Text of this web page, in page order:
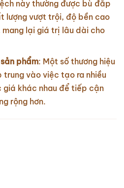
này thường được bù đắp
lượng vượt trội, độ bền cao
mang lại giá trị lâu dài cho
phẩm: Một số thương hiệu
vào việc tạo ra nhiều
giá khác nhau để tiếp cận
rộng hơn.